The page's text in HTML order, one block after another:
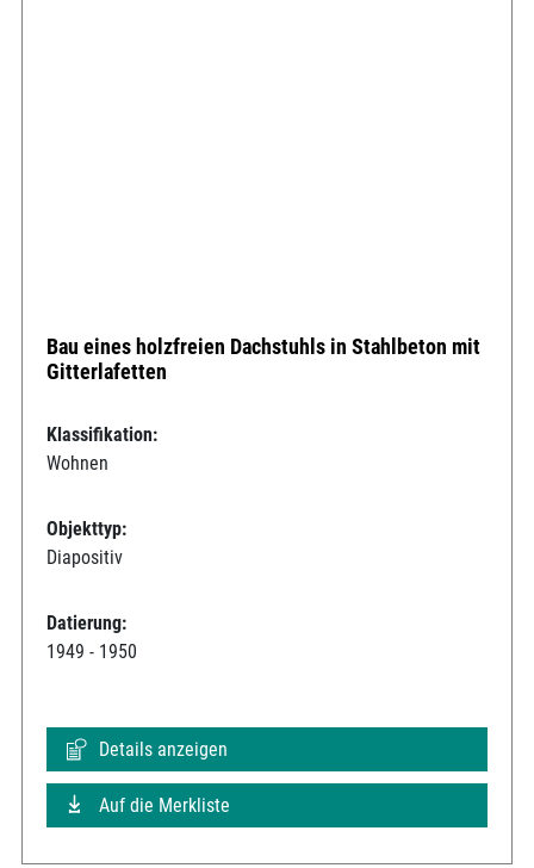
Bau eines holzfreien Dachstuhls in Stahlbeton mit
Gitterlafetten
Klassifikation:
Wohnen
Objekttyp:
Diapositiv
Datierung:
1949 - 1950
Details anzeigen
Auf die Merkliste